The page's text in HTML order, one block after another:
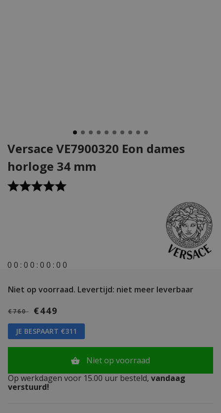
Versace VE7900320 Eon dames
horloge 34 mm
0 0 : 0 0 : 0 0 : 0 0
Niet op voorraad. Levertijd: niet meer leverbaar
€760 €449
JE BESPAART €311
Niet op voorraad
Op werkdagen voor 15.00 uur besteld, vandaag
verstuurd!